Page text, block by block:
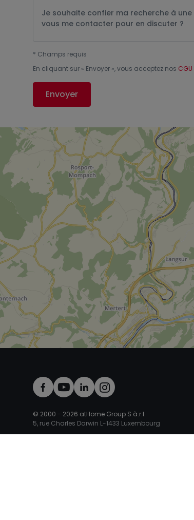
* Champs requis
En cliquant sur « Envoyer », vous acceptez nos CGU
Envoyer
© 2000 - 2026 atHome Group S.à.r.l.
5, rue Charles Darwin L-1433 Luxembourg